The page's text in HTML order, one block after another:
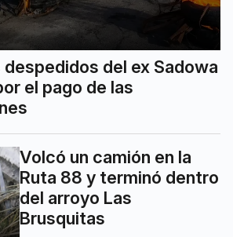
del ex Sadowa
el pago de las
Volcó un camión en la
Ruta 88 y terminó dentro
del arroyo Las
Brusquitas